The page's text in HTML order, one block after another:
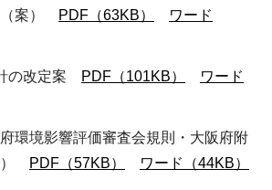
（案）
PDF（63KB）
ワード
の改定案 PDF（101KB）
ワード
環境影響評価審査会規則・大阪府附
）
PDF（57KB） ワード（44KB）